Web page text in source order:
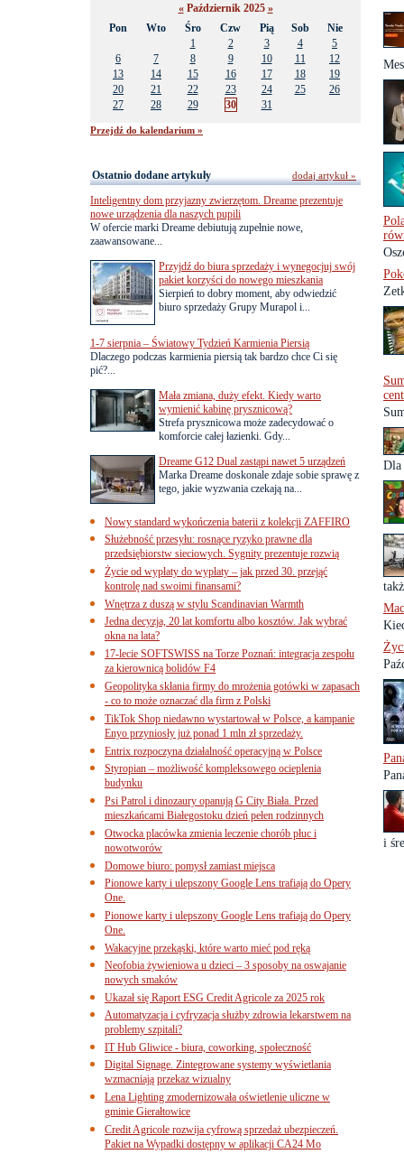
Dla
i
«Październik 2025 »
Pon
Wto Śro Czw Pią Sob
Nie
1
2 3 4
5
6
7 8 9 10 11
12
13
14 15 16 17 18
19
20
21 22 23 24 25
26
27
28 29 30 31
Przejdź do kalendarium »
Ostatnio dodane artykuły
Inteligentny dom przyjazny zwierzętom. Dreame prezentuje
nowe urządzenia dla naszych pupili
W ofercie marki Dreame debiutują zupełnie nowe,
zaawansowane...
Przyjdź do biura sprzedaży i wynegocjuj swój
pakiet korzyści do nowego mieszkania
Sierpień to dobry moment, aby odwiedzić
biuro sprzedaży Grupy Murapol i...
1-7 sierpnia – Światowy Tydzień Karmienia Piersią
Dlaczego podczas karmienia piersią tak bardzo chce Ci się
pić?...
Mała zmiana, duży efekt. Kiedy warto
wymienić kabinę prysznicową?
Strefa prysznicowa może zadecydować o
komforcie całej łazienki. Gdy...
Dreame G12 Dual zastąpi nawet 5 urządzeń
Marka Dreame doskonale zdaje sobie sprawę z
tego, jakie wyzwania czekają na...
Nowy standard wykończenia baterii z kolekcji ZAFFIRO
Służebność przesyłu: rosnące ryzyko prawne dla
przedsiębiorstw sieciowych. Sygnity prezentuje rozwią
Życie od wypłaty do wypłaty – jak przed 30. przejąć
kontrolę nad swoimi finansami?
Wnętrza z duszą w stylu Scandinavian Warmth
Jedna decyzja, 20 lat komfortu albo kosztów. Jak wybrać
okna na lata?
17-lecie SOFTSWISS na Torze Poznań: integracja zespołu
za kierownicą bolidów F4
Geopolityka skłania firmy do mrożenia gotówki w zapasach
- co to może oznaczać dla firm z Polski
TikTok Shop niedawno wystartował w Polsce, a kampanie
Enyo przyniosły już ponad 1 mln zł sprzedaży.
Entrix rozpoczyna działalność operacyjną w Polsce
Styropian – możliwość kompleksowego ocieplenia
budynku
Psi Patrol i dinozaury opanują G City Biała. Przed
mieszkańcami Białegostoku dzień pełen rodzinnych
Otwocka placówka zmienia leczenie chorób płuc i
nowotworów
Domowe biuro: pomysł zamiast miejsca
Pionowe karty i ulepszony Google Lens trafiają do Opery
One.
Pionowe karty i ulepszony Google Lens trafiają do Opery
One.
Wakacyjne przekąski, które warto mieć pod ręką
Neofobia żywieniowa u dzieci – 3 sposoby na oswajanie
nowych smaków
Ukazał się Raport ESG Credit Agricole za 2025 rok
Automatyzacja i cyfryzacja służby zdrowia lekarstwem na
problemy szpitali?
IT Hub Gliwice - biura, coworking, społeczność
Digital Signage. Zintegrowane systemy wyświetlania
wzmacniają przekaz wizualny
Lena Lighting zmodernizowała oświetlenie uliczne w
gminie Gierałtowice
Credit Agricole rozwija cyfrową sprzedaż ubezpieczeń.
Pakiet na Wypadki dostępny w aplikacji CA24 Mo
dodaj artykuł »